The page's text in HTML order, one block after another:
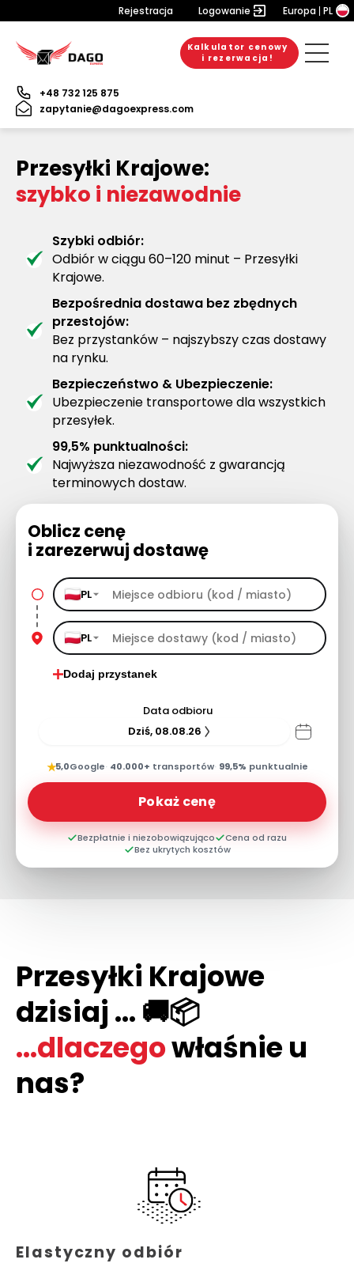
Rejestracja Logowanie Europa PL
Kalkulator cenowy
i rezerwacja!
+48 732 125 875
zapytanie@dagoexpress.com
Przesyłki Krajowe:
szybko i niezawodnie
Szybki odbiór:
Odbiór w ciągu 60–120 minut – Przesyłki
Krajowe.
Bezpośrednia dostawa bez zbędnych
przestojów:
Bez przystanków – najszybszy czas dostawy
na rynku.
Bezpieczeństwo & Ubezpieczenie:
Ubezpieczenie transportowe dla wszystkich
przesyłek.
99,5% punktualności:
Najwyższa niezawodność z gwarancją
terminowych dostaw.
Oblicz cenę
i zarezerwuj dostawę
PL
PL
Dodaj przystanek
Data odbioru
Dziś, 08.08.26
★5,0Google· 40.000+ transportów· 99,5% punktualnie
Pokaż cenę
Bezpłatnie i niezobowiązująco
Cena od razu
Bez ukrytych kosztów
Przesyłki Krajowe
dzisiaj ... 🚚📦
...dlaczegowłaśnie u
nas?
Elastyczny odbiór